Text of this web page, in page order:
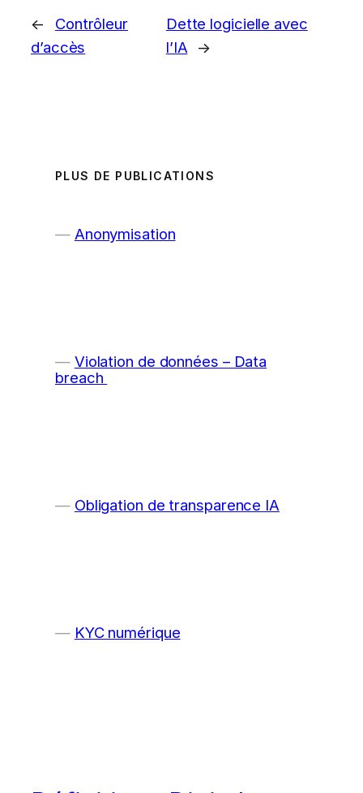
←
Contrôleur
d’accès
Dette logicielle avec
l’IA
→
PLUS DE PUBLICATIONS
Anonymisation
Violation de données – Data
breach
Obligation de transparence IA
KYC numérique